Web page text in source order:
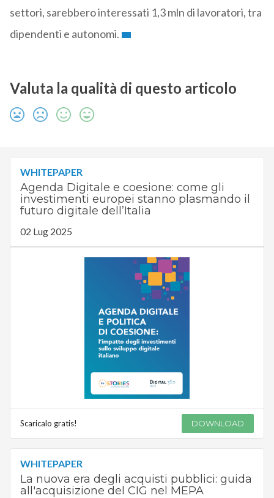
settori, sarebbero interessati 1,3 mln di lavoratori, tra
dipendenti e autonomi.
Valuta la qualità di questo articolo
WHITEPAPER
Agenda Digitale e coesione: come gli
investimenti europei stanno plasmando il
futuro digitale dell’Italia
02 Lug 2025
Scaricalo gratis! DOWNLOAD
WHITEPAPER
La nuova era degli acquisti pubblici: guida
all'acquisizione del CIG nel MEPA